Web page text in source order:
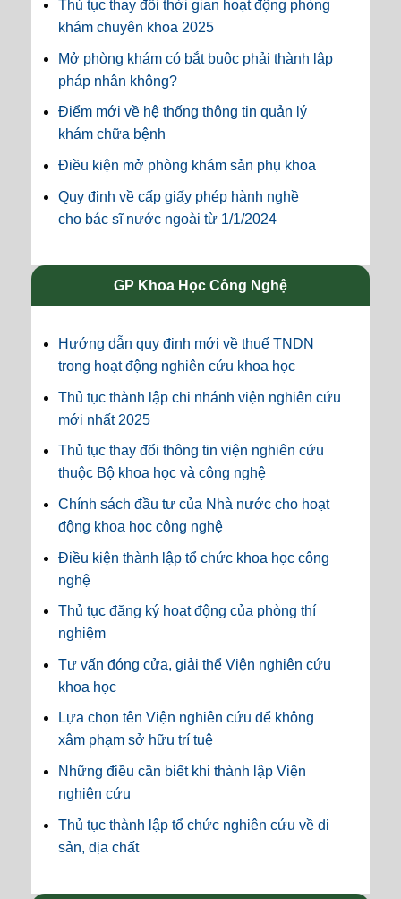
Thủ tục thay đổi thời gian hoạt động phòng
khám chuyên khoa 2025
Mở phòng khám có bắt buộc phải thành lập
pháp nhân không?
Điểm mới về hệ thống thông tin quản lý
khám chữa bệnh
Điều kiện mở phòng khám sản phụ khoa
Quy định về cấp giấy phép hành nghề
cho bác sĩ nước ngoài từ 1/1/2024
GP Khoa Học Công Nghệ
Hướng dẫn quy định mới về thuế TNDN
trong hoạt động nghiên cứu khoa học
Thủ tục thành lập chi nhánh viện nghiên cứu
mới nhất 2025
Thủ tục thay đổi thông tin viện nghiên cứu
thuộc Bộ khoa học và công nghệ
Chính sách đầu tư của Nhà nước cho hoạt
động khoa học công nghệ
Điều kiện thành lập tổ chức khoa học công
nghệ
Thủ tục đăng ký hoạt động của phòng thí
nghiệm
Tư vấn đóng cửa, giải thể Viện nghiên cứu
khoa học
Lựa chọn tên Viện nghiên cứu để không
xâm phạm sở hữu trí tuệ
Những điều cần biết khi thành lập Viện
nghiên cứu
Thủ tục thành lập tổ chức nghiên cứu về di
sản, địa chất